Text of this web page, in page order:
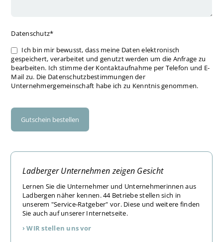
Pflichtfeld
Datenschutz*
Ich bin mir bewusst, dass meine Daten elektronisch
gespeichert, verarbeitet und genutzt werden um die Anfrage zu
bearbeiten. Ich stimme der Kontaktaufnahme per Telefon und E-
Mail zu. Die Datenschutzbestimmungen der
Unternehmergemeinschaft habe ich zu Kenntnis genommen.
Gutschein bestellen
Ladberger Unternehmen zeigen Gesicht
Lernen Sie die Unternehmer und Unternehmerinnen aus
Ladbergen näher kennen. 44 Betriebe stellen sich in
unserem "Service-Ratgeber" vor. Diese und weitere finden
Sie auch auf unserer Internetseite.
› WIR stellen uns vor